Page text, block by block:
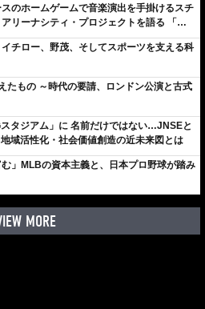
のホームゲームで音楽演出を手掛けるスチ
リーナシティ・プロジェクトを語る 「楽
川崎は、ずっと成長曲線だから」
チロー、野茂、そしてスポーツを支える科
たもの ～時代の要請、ロンドン公演と古式
タジアム」に 名前だけではない…JNSEと
域活性化・社会価値創造の近未来図とは
む」MLBの資本主義と、日本プロ野球が踏み
MORE